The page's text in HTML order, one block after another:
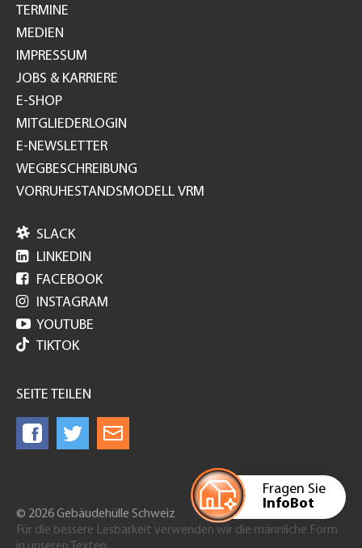
Fragen Sie
InfoBot
TERMINE
MEDIEN
IMPRESSUM
JOBS & KARRIERE
E-SHOP
MITGLIEDERLOGIN
E-NEWSLETTER
WEGBESCHREIBUNG
VORRUHESTANDSMODELL VRM
 SLACK
 LINKEDIN
 FACEBOOK
 INSTAGRAM
 YOUTUBE
TIKTOK
SEITE TEILEN
© 2026 Gebäudehülle Schweiz
Für die bessere Lesbarkeit verwenden wir die männliche Form